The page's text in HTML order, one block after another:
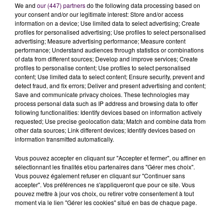
UNE GESTION RAISONNÉE
Creusement, plantation, arrosage : ces derniers jours,
les employés de la ville s’affairaient à mettre en terre
les premiers arbres fruitiers -pommiers donc, mais
aussi cerisiers et poiriers-. L’espace Tertifume
comptera également des châtaigniers, des charmes,
emplacement pour fauteuils, et des bancs seront
installés pour un environnement plus accueillant et
agréable à la détente"indique la collectivité, de
même qu’une zone pour enfants améliorée"en
We and our (447) partnersdo the following data processing based on
your consent and/or our legitimate interest: Store and/or access
information on a device; Use limited data to select advertising; Create
profiles for personalised advertising; Use profiles to select personalised
advertising; Measure advertising performance; Measure content
performance; Understand audiences through statistics or combinations
of data from different sources; Develop and improve services; Create
profiles to personalise content; Use profiles to select personalised
content; Use limited data to select content; Ensure security, prevent and
detect fraud, and fix errors; Deliver and present advertising and content;
Save and communicate privacy choices. These technologies may
process personal data such as IP address and browsing data to offer
following functionalities: Identify devices based on information actively
requested; Use precise geolocation data; Match and combine data from
other data sources; Link different devices; Identify devices based on
information transmitted automatically.
Vous pouvez accepter en cliquant sur "Accepter et fermer", ou affiner en
sélectionnant les finalités et/ou partenaires dans "Gérer mes choix".
Vous pouvez également refuser en cliquant sur "Continuer sans
accepter". Vos préférences ne s'appliqueront que pour ce site. Vous
pouvez mettre à jour vos choix, ou retirer votre consentement à tout
moment via le lien "Gérer les cookies" situé en bas de chaque page.